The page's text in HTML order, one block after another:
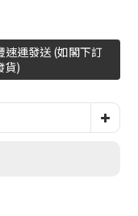
速運發送​ (如閣下訂
貨)